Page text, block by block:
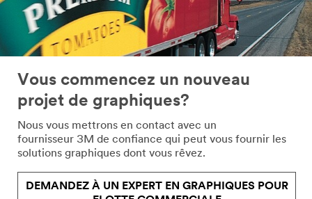
Vous commencez un nouveau
projet de graphiques?
Nous vous mettrons en contact avec un
fournisseur 3M de confiance qui peut vous fournir les
solutions graphiques dont vous rêvez.
DEMANDEZ À UN EXPERT EN GRAPHIQUES POUR